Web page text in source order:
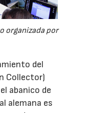
organizada por
del
Collector)
abanico de
alemana es